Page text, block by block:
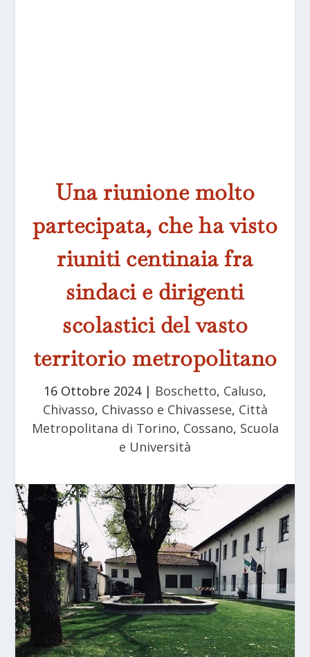
Una riunione molto
partecipata, che ha visto
riuniti centinaia fra
sindaci e dirigenti
scolastici del vasto
territorio metropolitano
16 Ottobre 2024| Boschetto, Caluso,
Chivasso, Chivasso e Chivassese, Città
Metropolitana di Torino, Cossano, Scuola
e Università